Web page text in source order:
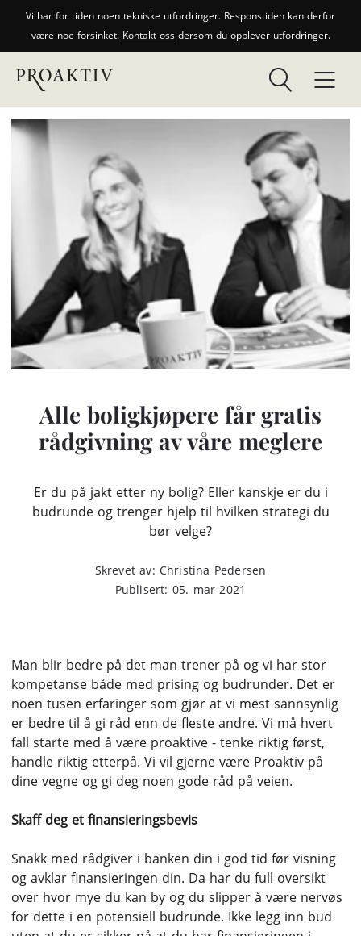
Vi har for tiden noen tekniske utfordringer. Responstiden kan derfor
være noe forsinket. Kontakt ossdersom du opplever utfordringer.
Alle boligkjøpere får gratis
rådgivning av våre meglere
Er du på jakt etter ny bolig? Eller kanskje er du i
budrunde og trenger hjelp til hvilken strategi du
bør velge?
Skrevet av: Christina Pedersen
Publisert: 05. mar 2021
Man blir bedre på det man trener på og vi har stor
kompetanse både med prising og budrunder. Det er
noen tusen erfaringer som gjør at vi mest sannsynlig
er bedre til å gi råd enn de fleste andre. Vi må hvert
fall starte med å være proaktive - tenke riktig først,
handle riktig etterpå. Vi vil gjerne være Proaktiv på
dine vegne og gi deg noen gode råd på veien.
Skaff deg et finansieringsbevis
Snakk med rådgiver i banken din i god tid før visning
og avklar finansieringen din. Da har du full oversikt
over hvor mye du kan by og du slipper å være nervøs
for dette i en potensiell budrunde. Ikke legg inn bud